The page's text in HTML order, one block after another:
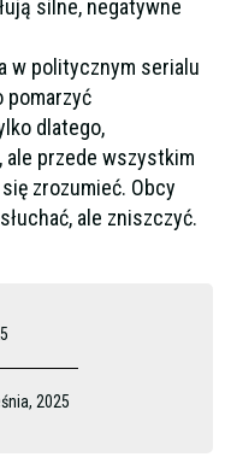
silne, negatywne
w politycznym serialu
pomarzyć
dlatego,
ale przede wszystkim
zrozumieć. Obcy
ale zniszczyć.
2025